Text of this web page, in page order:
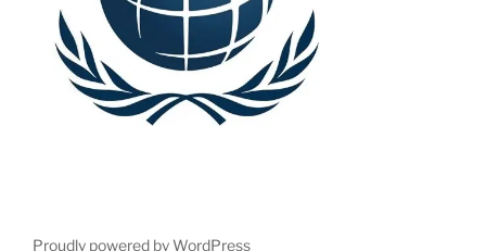
Proudly powered by WordPress